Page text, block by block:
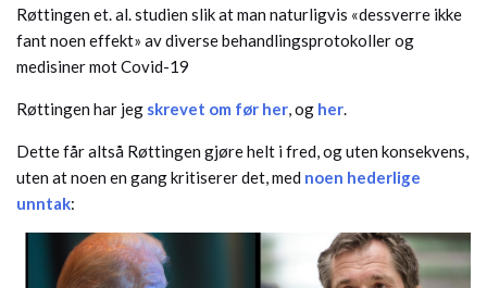
Røttingen et. al. studien slik at man naturligvis «dessverre ikke
fant noen effekt» av diverse behandlingsprotokoller og
medisiner mot Covid-19
Røttingen har jeg skrevet om før her, og her.
Dette får altså Røttingen gjøre helt i fred, og uten konsekvens,
uten at noen en gang kritiserer det, med noen hederlige
unntak: